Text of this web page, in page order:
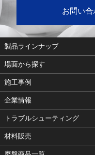
お問い合
製品ラインナップ
場面から探す
施工事例
企業情報
トラブルシューティング
材料販売